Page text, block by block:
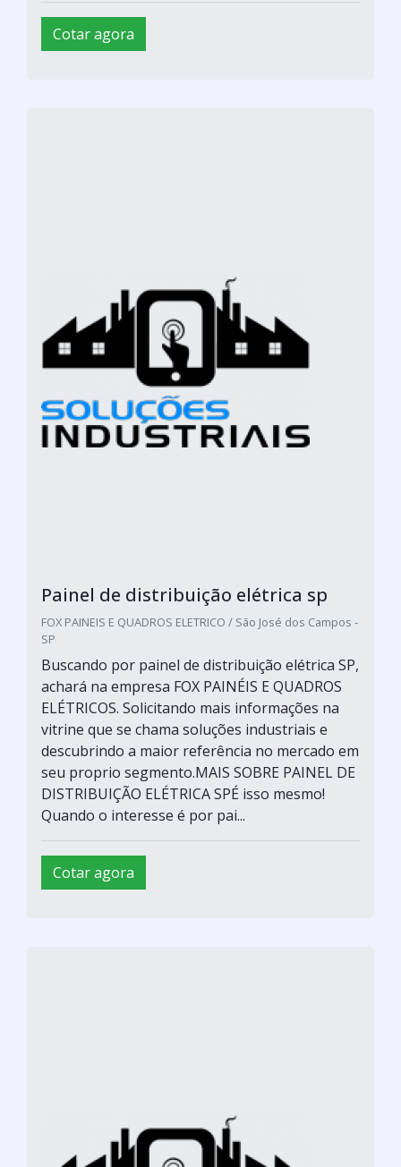
Cotar agora
Painel de distribuição elétrica sp
FOX PAINEIS E QUADROS ELETRICO / São José dos Campos -
SP
Buscando por painel de distribuição elétrica SP,
achará na empresa FOX PAINÉIS E QUADROS
ELÉTRICOS. Solicitando mais informações na
vitrine que se chama soluções industriais e
descubrindo a maior referência no mercado em
seu proprio segmento.MAIS SOBRE PAINEL DE
DISTRIBUIÇÃO ELÉTRICA SPÉ isso mesmo!
Quando o interesse é por pai...
Cotar agora